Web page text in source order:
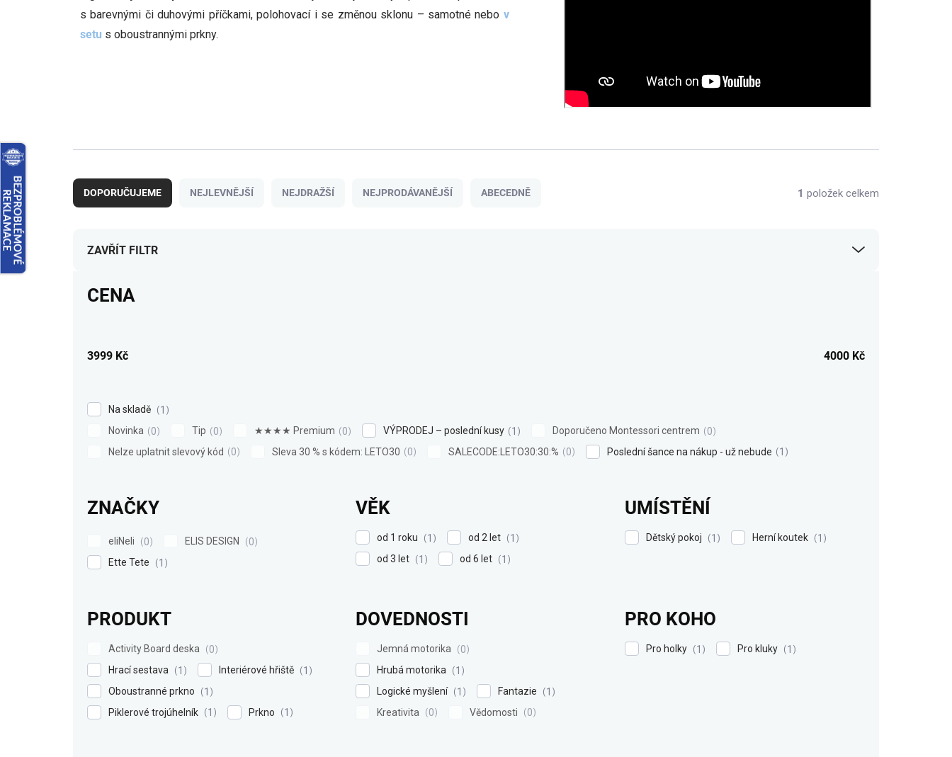
s barevnými či duhovými příčkami, polohovací i se změnou sklonu – samotné nebo v
setu s oboustrannými prkny.
a
z
DOPORUČUJEME NEJLEVNĚJŠÍ NEJDRAŽŠÍ NEJPRODÁVANĚJŠÍ ABECEDNĚ 1 položek celkem
ZAVŘÍT FILTR
CENA
3999 Kč 4000 Kč
Na skladě
1
Novinka
0 Tip 0 ★★★★ Premium 0 VÝPRODEJ – poslední kusy 1 Doporučeno Montessori centrem
0
Nelze uplatnit slevový kód
0 Sleva 30 % s kódem: LETO30 0 SALECODE:LETO30:30:% 0 Poslední šance na nákup - už nebude 1
ZNAČKY
eliNeli 0 ELIS DESIGN
0
Ette Tete
1
VĚK
od 1 roku 1 od 2 let
1
od 3 let
1 od 6 let 1
UMÍSTĚNÍ
Dětský pokoj 1 Herní koutek 1
PRODUKT
Activity Board deska
0
Hrací sestava
1 Interiérové hřiště
1
Oboustranné prkno
1
Piklerové trojúhelník
1 Prkno 1
DOVEDNOSTI
Jemná motorika
0
Hrubá motorika
1
Logické myšlení
1 Fantazie
1
Kreativita
0 Vědomosti 0
PRO KOHO
Pro holky 1 Pro kluky 1